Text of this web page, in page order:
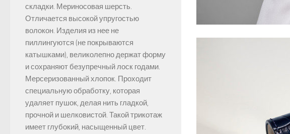
складки. Мериносовая шерсть.
Отличается высокой упругостью
волокон. Изделия из нее не
пиллингуются (не покрываются
катышками), великолепно держат форму
и сохраняют безупречный лоск годами.
Мерсеризованный хлопок. Проходит
специальную обработку, которая
удаляет пушок, делая нить гладкой,
прочной и шелковистой. Такой трикотаж
имеет глубокий, насыщенный цвет.